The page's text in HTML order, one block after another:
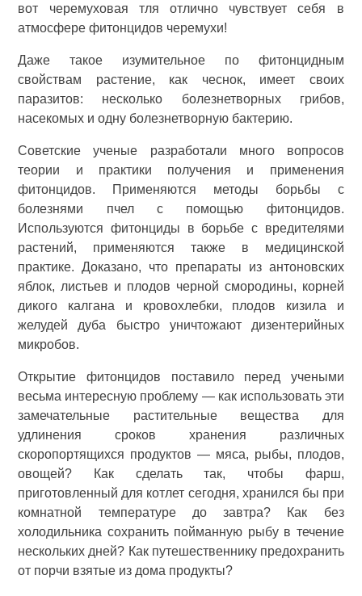
вот черемуховая тля отлично чувствует себя в
атмосфере фитонцидов черемухи!
Даже такое изумительное по фитонцидным
свойствам растение, как чеснок, имеет своих
паразитов: несколько болезнетворных грибов,
насекомых и одну болезнетворную бактерию.
Советские ученые разработали много вопросов
теории и практики получения и применения
фитонцидов. Применяются методы борьбы с
болезнями пчел с помощью фитонцидов.
Используются фитонциды в борьбе с вредителями
растений, применяются также в медицинской
практике. Доказано, что препараты из антоновских
яблок, листьев и плодов черной смородины, корней
дикого калгана и кровохлебки, плодов кизила и
желудей дуба быстро уничтожают дизентерийных
микробов.
Открытие фитонцидов поставило перед учеными
весьма интересную проблему — как использовать эти
замечательные растительные вещества для
удлинения сроков хранения различных
скоропортящихся продуктов — мяса, рыбы, плодов,
овощей? Как сделать так, чтобы фарш,
приготовленный для котлет сегодня, хранился бы при
комнатной температуре до завтра? Как без
холодильника сохранить пойманную рыбу в течение
нескольких дней? Как путешественнику предохранить
от порчи взятые из дома продукты?